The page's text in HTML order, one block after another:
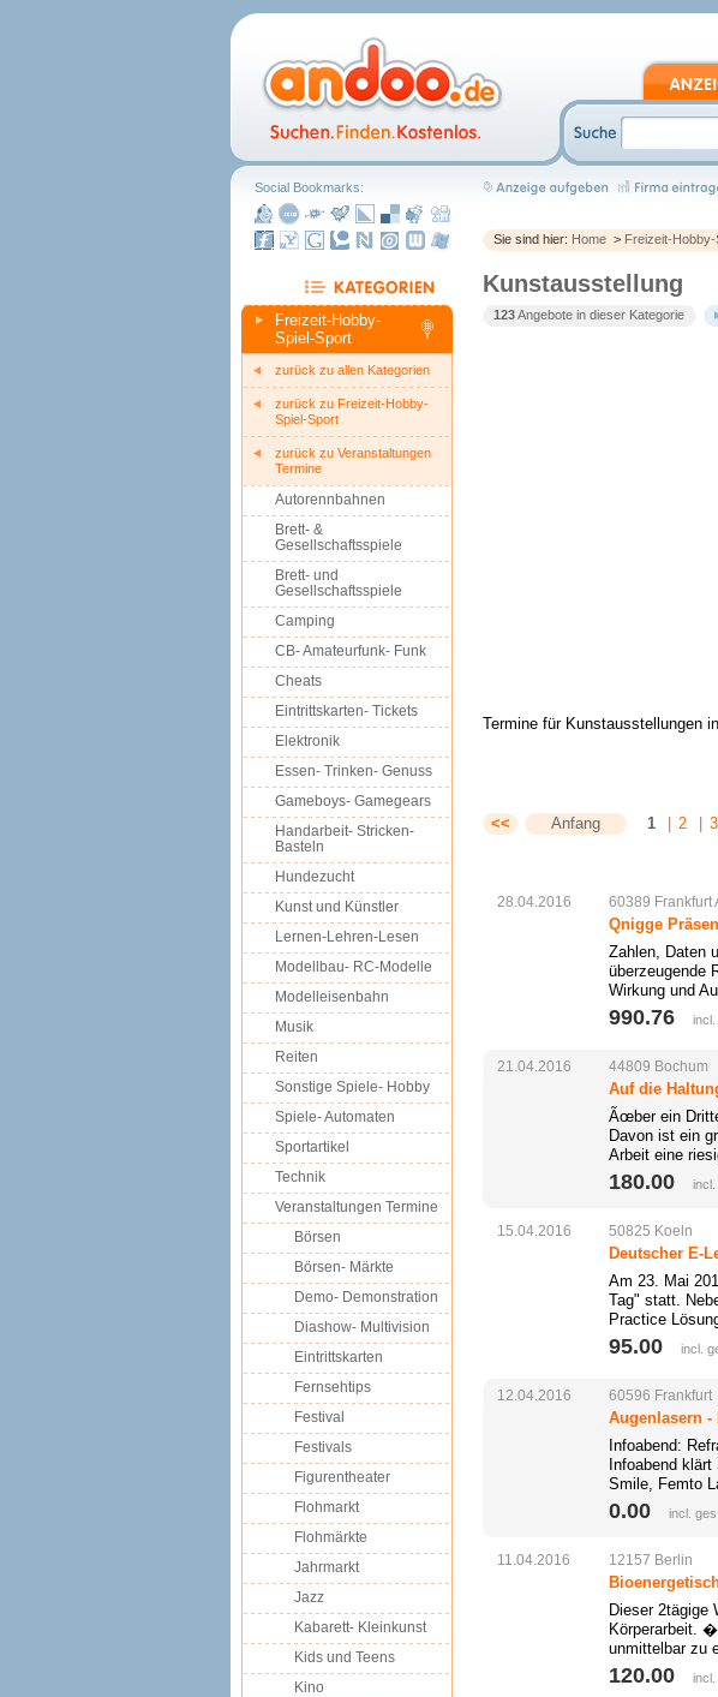
Sie sind hier: Home > Freizeit-
Kunstausstellung
123Angebote in dieser Kategorie
Termine für Kunstausstellungen
<< Anfang 1 2 3
28.04.2016 60389 Frankfurt
Qnigge
Zahlen, Daten
überzeugende
Wirkung und
990.76 
21.04.2016 44809 Bochum
Auf die
Ãœber ein
Davon ist ein
Arbeit eine
180.00 
15.04.2016 50825 Koeln
Deutscher E-
Am 23. Mai
Tag" statt.
Practice
95.00  incl.
12.04.2016 60596 Frankfurt
Augenlasern -
Infoabend:
Infoabend
Smile, Femto
0.00  incl.
11.04.2016 12157 Berlin
Dieser 2tägige
Körperarbeit.
unmittelbar zu
120.00 
Social Bookmarks:
Freizeit-Hobby-
Spiel-Sport
zurück zu allen Kategorien
zurück zu Freizeit-Hobby-
Spiel-Sport
zurück zu Veranstaltungen
Termine
Autorennbahnen
Brett- &
Gesellschaftsspiele
Brett- und
Gesellschaftsspiele
Camping
CB- Amateurfunk- Funk
Cheats
Eintrittskarten- Tickets
Elektronik
Essen- Trinken- Genuss
Gameboys- Gamegears
Handarbeit- Stricken-
Basteln
Hundezucht
Kunst und Künstler
Lernen-Lehren-Lesen
Modellbau- RC-Modelle
Modelleisenbahn
Musik
Reiten
Sonstige Spiele- Hobby
Spiele- Automaten
Sportartikel
Technik
Veranstaltungen Termine
Börsen
Börsen- Märkte
Demo- Demonstration
Diashow- Multivision
Eintrittskarten
Fernsehtips
Festival
Festivals
Figurentheater
Flohmarkt
Flohmärkte
Jahrmarkt
Jazz
Kabarett- Kleinkunst
Kids und Teens
Kino